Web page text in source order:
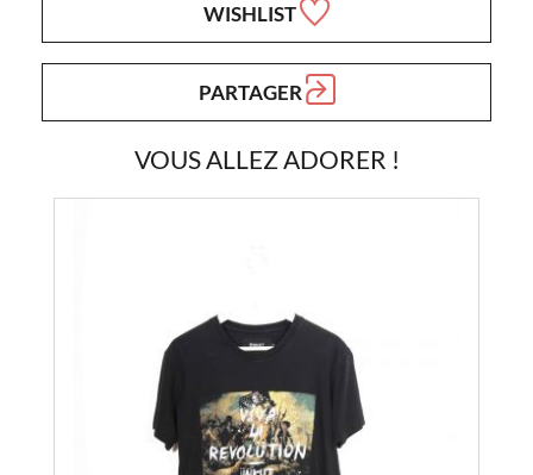
WISHLIST
PARTAGER
VOUS ALLEZ ADORER !